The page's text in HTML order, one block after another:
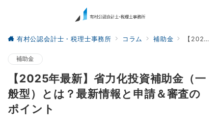
有村公認会計士・税理士事務所 コラム 補助金 【2025年最新】省力化投資補助金（一般型）とは？最新情報と申請＆審査のポイント
補助金
【2025年最新】省力化投資補助金（一
般型）とは？最新情報と申請＆審査の
ポイント